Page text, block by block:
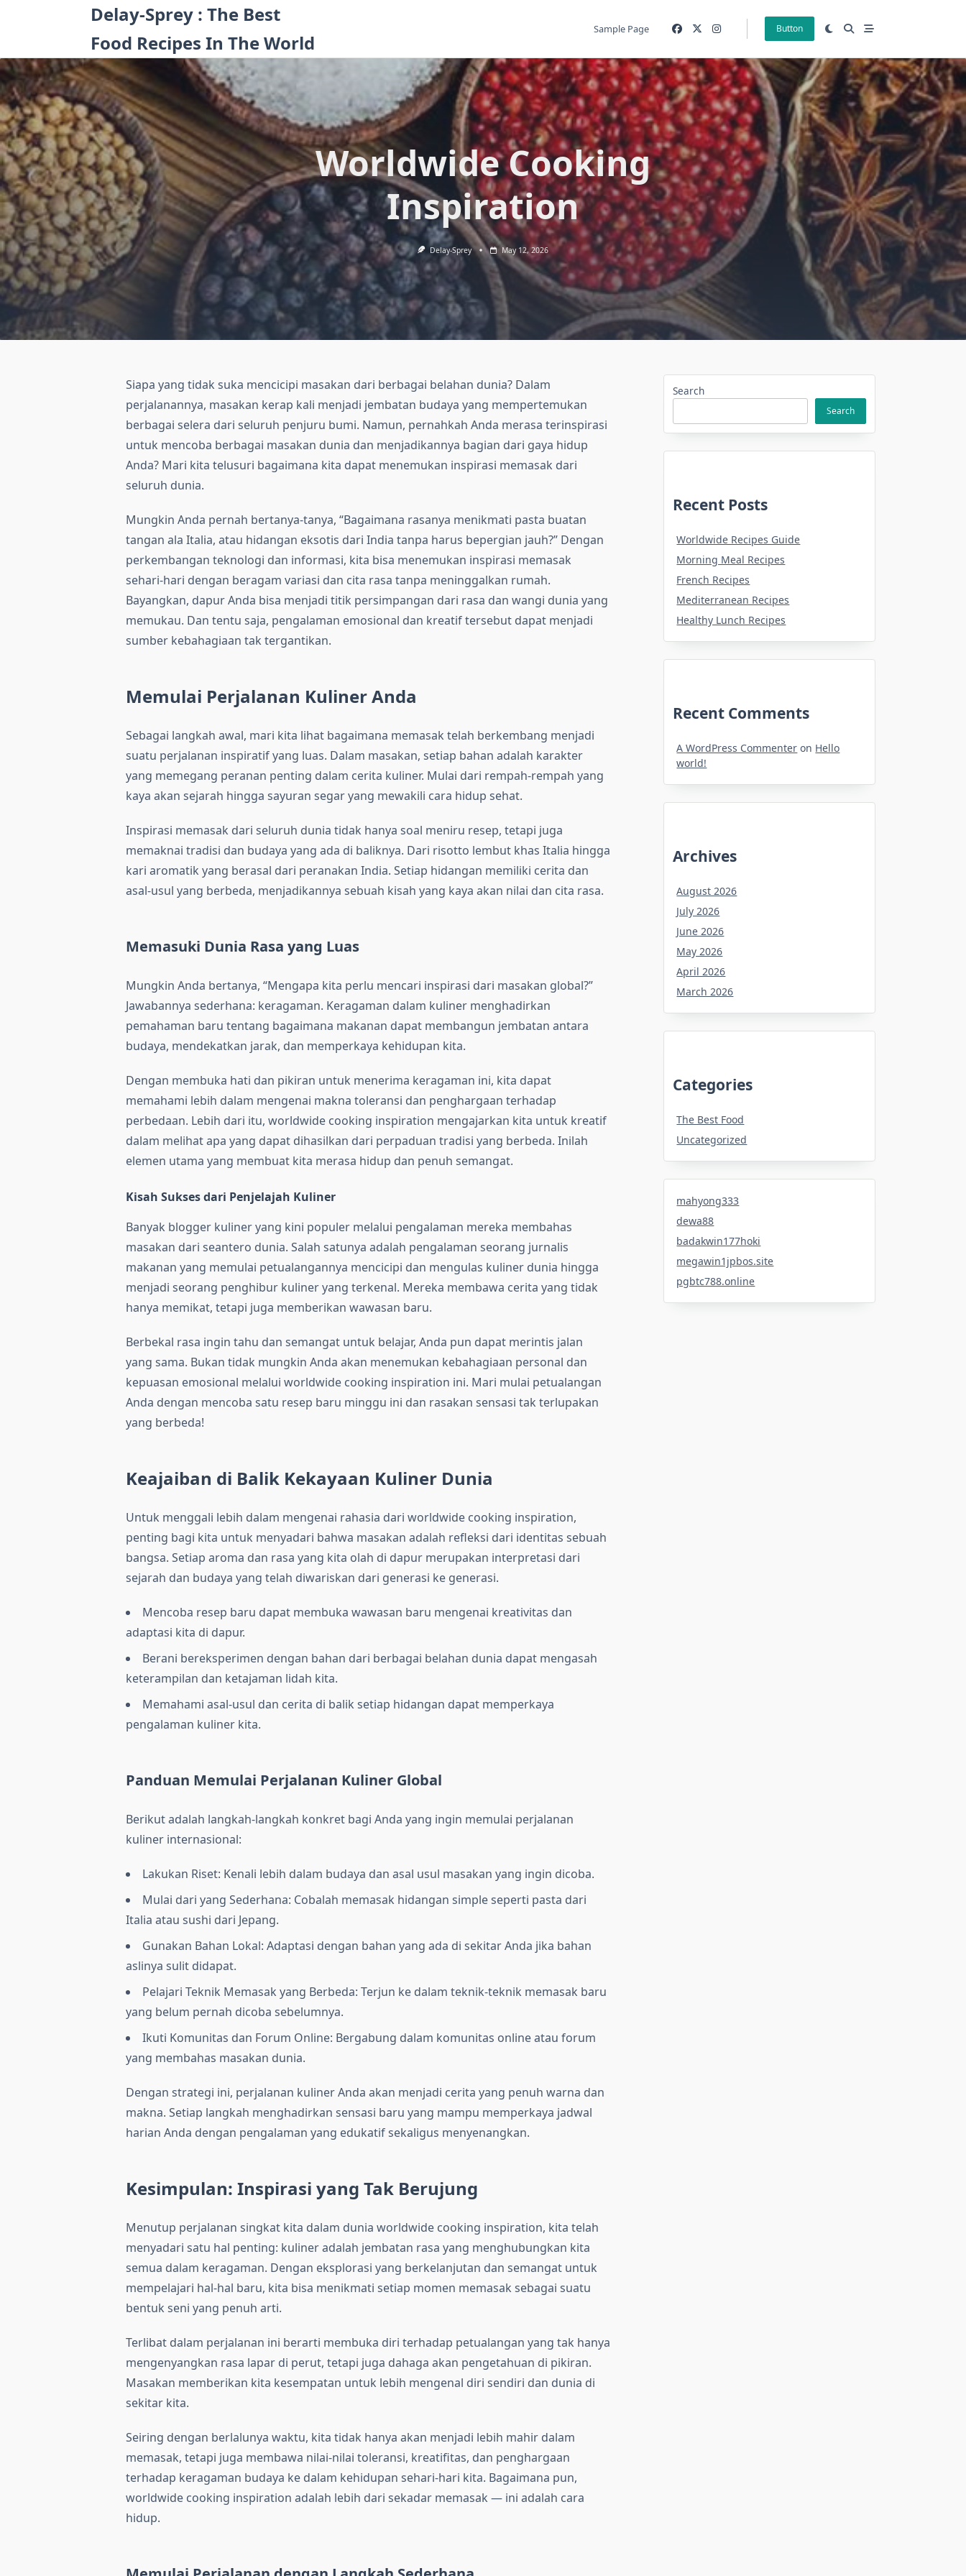
Delay-Sprey : The Best
Food Recipes In The World
Sample Page Button
Worldwide Cooking
Inspiration
Delay-Sprey May 12, 2026
Siapa yang tidak suka mencicipi masakan dari berbagai belahan dunia? Dalam
perjalanannya, masakan kerap kali menjadi jembatan budaya yang mempertemukan
berbagai selera dari seluruh penjuru bumi. Namun, pernahkah Anda merasa terinspirasi
untuk mencoba berbagai masakan dunia dan menjadikannya bagian dari gaya hidup
Anda? Mari kita telusuri bagaimana kita dapat menemukan inspirasi memasak dari
seluruh dunia.
Mungkin Anda pernah bertanya-tanya, “Bagaimana rasanya menikmati pasta buatan
tangan ala Italia, atau hidangan eksotis dari India tanpa harus bepergian jauh?” Dengan
perkembangan teknologi dan informasi, kita bisa menemukan inspirasi memasak
sehari-hari dengan beragam variasi dan cita rasa tanpa meninggalkan rumah.
Bayangkan, dapur Anda bisa menjadi titik persimpangan dari rasa dan wangi dunia yang
memukau. Dan tentu saja, pengalaman emosional dan kreatif tersebut dapat menjadi
sumber kebahagiaan tak tergantikan.
Memulai Perjalanan Kuliner Anda
Sebagai langkah awal, mari kita lihat bagaimana memasak telah berkembang menjadi
suatu perjalanan inspiratif yang luas. Dalam masakan, setiap bahan adalah karakter
yang memegang peranan penting dalam cerita kuliner. Mulai dari rempah-rempah yang
kaya akan sejarah hingga sayuran segar yang mewakili cara hidup sehat.
Inspirasi memasak dari seluruh dunia tidak hanya soal meniru resep, tetapi juga
memaknai tradisi dan budaya yang ada di baliknya. Dari risotto lembut khas Italia hingga
kari aromatik yang berasal dari peranakan India. Setiap hidangan memiliki cerita dan
asal-usul yang berbeda, menjadikannya sebuah kisah yang kaya akan nilai dan cita rasa.
Memasuki Dunia Rasa yang Luas
Mungkin Anda bertanya, “Mengapa kita perlu mencari inspirasi dari masakan global?”
Jawabannya sederhana: keragaman. Keragaman dalam kuliner menghadirkan
pemahaman baru tentang bagaimana makanan dapat membangun jembatan antara
budaya, mendekatkan jarak, dan memperkaya kehidupan kita.
Dengan membuka hati dan pikiran untuk menerima keragaman ini, kita dapat
memahami lebih dalam mengenai makna toleransi dan penghargaan terhadap
perbedaan. Lebih dari itu, worldwide cooking inspiration mengajarkan kita untuk kreatif
dalam melihat apa yang dapat dihasilkan dari perpaduan tradisi yang berbeda. Inilah
elemen utama yang membuat kita merasa hidup dan penuh semangat.
Kisah Sukses dari Penjelajah Kuliner
Banyak blogger kuliner yang kini populer melalui pengalaman mereka membahas
masakan dari seantero dunia. Salah satunya adalah pengalaman seorang jurnalis
makanan yang memulai petualangannya mencicipi dan mengulas kuliner dunia hingga
menjadi seorang penghibur kuliner yang terkenal. Mereka membawa cerita yang tidak
hanya memikat, tetapi juga memberikan wawasan baru.
Berbekal rasa ingin tahu dan semangat untuk belajar, Anda pun dapat merintis jalan
yang sama. Bukan tidak mungkin Anda akan menemukan kebahagiaan personal dan
kepuasan emosional melalui worldwide cooking inspiration ini. Mari mulai petualangan
Anda dengan mencoba satu resep baru minggu ini dan rasakan sensasi tak terlupakan
yang berbeda!
Keajaiban di Balik Kekayaan Kuliner Dunia
Untuk menggali lebih dalam mengenai rahasia dari worldwide cooking inspiration,
penting bagi kita untuk menyadari bahwa masakan adalah refleksi dari identitas sebuah
bangsa. Setiap aroma dan rasa yang kita olah di dapur merupakan interpretasi dari
sejarah dan budaya yang telah diwariskan dari generasi ke generasi.
Mencoba resep baru dapat membuka wawasan baru mengenai kreativitas dan
adaptasi kita di dapur.
Berani bereksperimen dengan bahan dari berbagai belahan dunia dapat mengasah
keterampilan dan ketajaman lidah kita.
Memahami asal-usul dan cerita di balik setiap hidangan dapat memperkaya
pengalaman kuliner kita.
Panduan Memulai Perjalanan Kuliner Global
Berikut adalah langkah-langkah konkret bagi Anda yang ingin memulai perjalanan
kuliner internasional:
Lakukan Riset: Kenali lebih dalam budaya dan asal usul masakan yang ingin dicoba.
Mulai dari yang Sederhana: Cobalah memasak hidangan simple seperti pasta dari
Italia atau sushi dari Jepang.
Gunakan Bahan Lokal: Adaptasi dengan bahan yang ada di sekitar Anda jika bahan
aslinya sulit didapat.
Pelajari Teknik Memasak yang Berbeda: Terjun ke dalam teknik-teknik memasak baru
yang belum pernah dicoba sebelumnya.
Ikuti Komunitas dan Forum Online: Bergabung dalam komunitas online atau forum
yang membahas masakan dunia.
Dengan strategi ini, perjalanan kuliner Anda akan menjadi cerita yang penuh warna dan
makna. Setiap langkah menghadirkan sensasi baru yang mampu memperkaya jadwal
harian Anda dengan pengalaman yang edukatif sekaligus menyenangkan.
Kesimpulan: Inspirasi yang Tak Berujung
Menutup perjalanan singkat kita dalam dunia worldwide cooking inspiration, kita telah
menyadari satu hal penting: kuliner adalah jembatan rasa yang menghubungkan kita
semua dalam keragaman. Dengan eksplorasi yang berkelanjutan dan semangat untuk
mempelajari hal-hal baru, kita bisa menikmati setiap momen memasak sebagai suatu
bentuk seni yang penuh arti.
Terlibat dalam perjalanan ini berarti membuka diri terhadap petualangan yang tak hanya
mengenyangkan rasa lapar di perut, tetapi juga dahaga akan pengetahuan di pikiran.
Masakan memberikan kita kesempatan untuk lebih mengenal diri sendiri dan dunia di
sekitar kita.
Seiring dengan berlalunya waktu, kita tidak hanya akan menjadi lebih mahir dalam
memasak, tetapi juga membawa nilai-nilai toleransi, kreatifitas, dan penghargaan
terhadap keragaman budaya ke dalam kehidupan sehari-hari kita. Bagaimana pun,
worldwide cooking inspiration adalah lebih dari sekadar memasak — ini adalah cara
hidup.
Search
Search
Recent Posts
Worldwide Recipes Guide
Morning Meal Recipes
French Recipes
Mediterranean Recipes
Healthy Lunch Recipes
Recent Comments
A WordPress Commenter on Hello
world!
Archives
August 2026
July 2026
June 2026
May 2026
April 2026
March 2026
Categories
The Best Food
Uncategorized
mahyong333
dewa88
badakwin177hoki
megawin1jpbos.site
pgbtc788.online